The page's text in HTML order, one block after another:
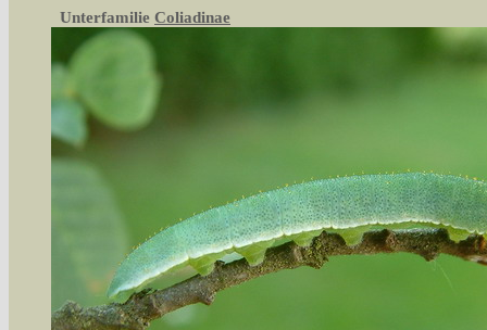
Unterfamilie Coliadinae